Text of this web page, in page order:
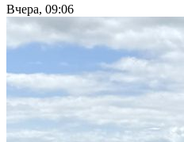
Вчера, 09:06